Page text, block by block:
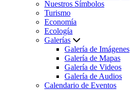
Nuestros Símbolos
Turismo
Economía
Ecología
Galerías
Galería de Imágenes
Galería de Mapas
Galería de Videos
Galería de Audios
Calendario de Eventos